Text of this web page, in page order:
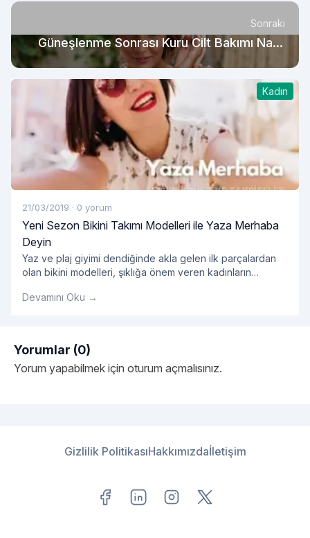
Sonraki
Güneşlenme Sonrası Kuru Cilt Bakımı Nasıl
Kadın
21/03/2019 · 0 yorum
Yeni Sezon Bikini Takımı Modelleri ile Yaza Merhaba
Deyin
Yaz ve plaj giyimi dendiğinde akla gelen ilk parçalardan
olan bikini modelleri, şıklığa önem veren kadınların
birlikte yeni sezon bikini modelleri de özellikle kadın
sezon ürünlerini sizlerle buluşturan Enntrend, farklı beden
ve alternatif renk
Devamını Oku →
Yorumlar (0)
Yorum yapabilmek için oturum açmalısınız.
Gizlilik PolitikasıHakkımızdaİletişim